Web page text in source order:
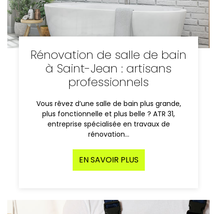
Rénovation de salle de bain
à Saint-Jean : artisans
professionnels
Vous rêvez d’une salle de bain plus grande,
plus fonctionnelle et plus belle ? ATR 31,
entreprise spécialisée en travaux de
rénovation…
EN SAVOIR PLUS